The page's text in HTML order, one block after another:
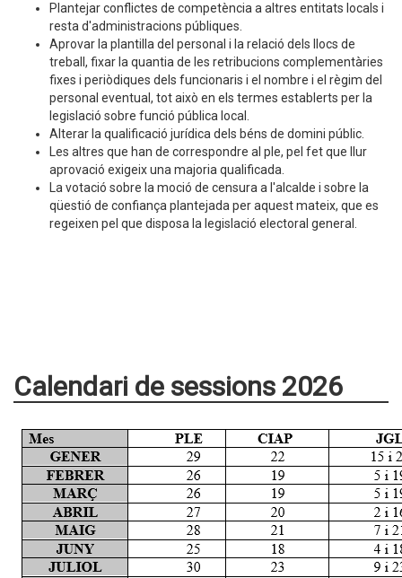
Plantejar conflictes de competència a altres entitats locals i
resta d'administracions públiques.
Aprovar la plantilla del personal i la relació dels llocs de
treball, fixar la quantia de les retribucions complementàries
fixes i periòdiques dels funcionaris i el nombre i el règim del
personal eventual, tot això en els termes establerts per la
legislació sobre funció pública local.
Alterar la qualificació jurídica dels béns de domini públic.
Les altres que han de correspondre al ple, pel fet que llur
aprovació exigeix una majoria qualificada.
La votació sobre la moció de censura a l'alcalde i sobre la
qüestió de confiança plantejada per aquest mateix, que es
regeixen pel que disposa la legislació electoral general.
Calendari de sessions 2026